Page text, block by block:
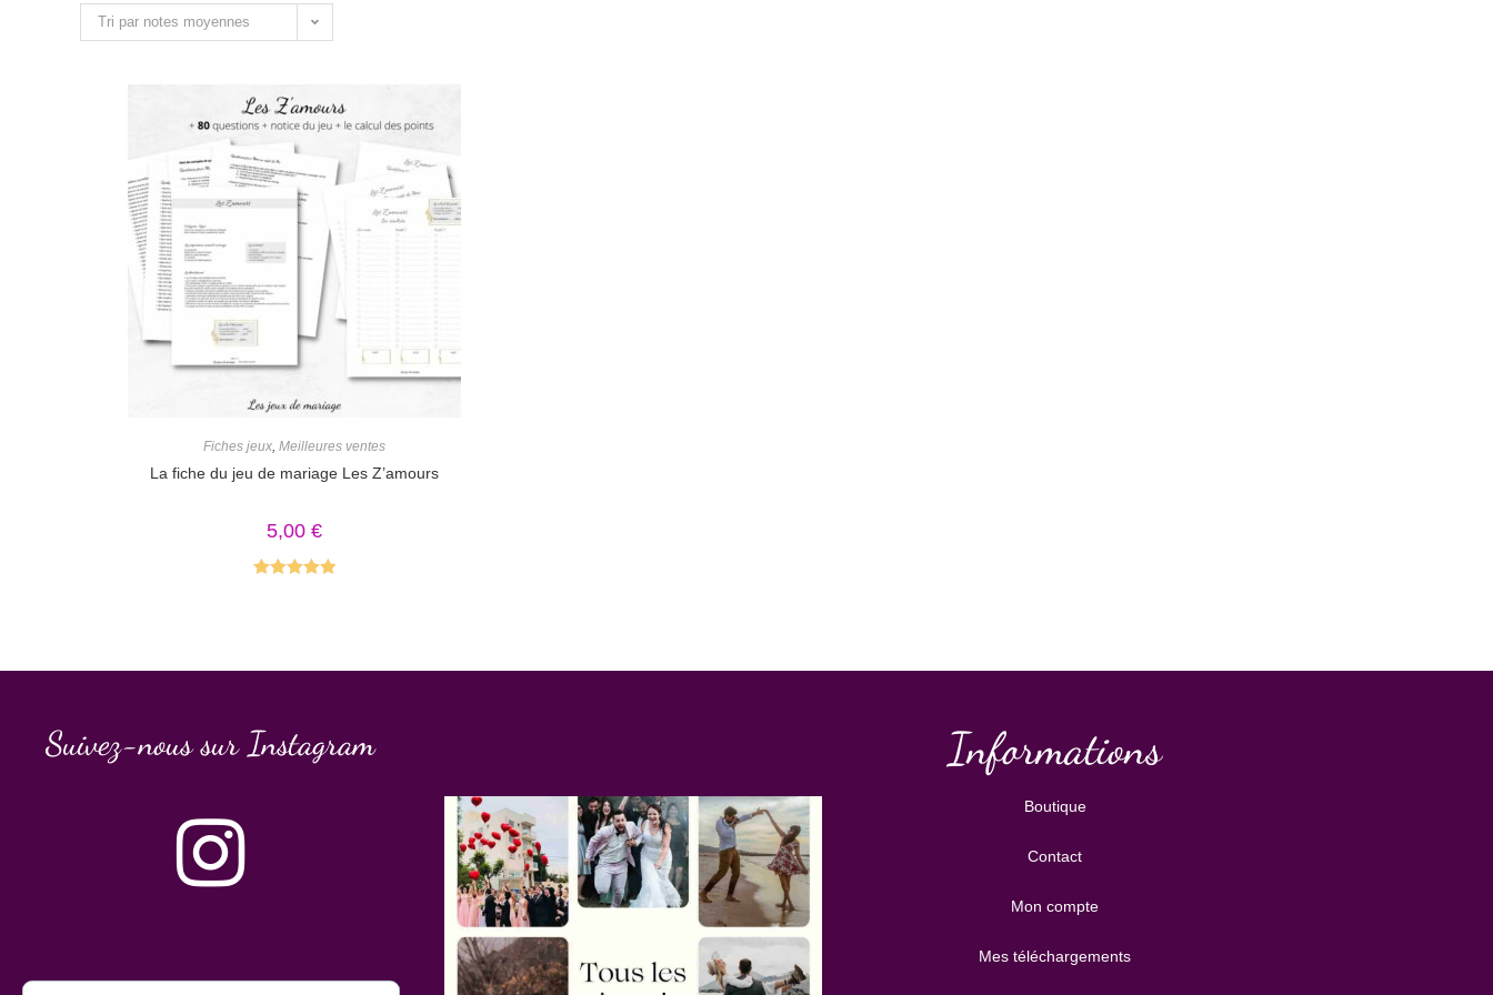
Tri par notes moyennes
Fiches jeux,Meilleures ventes
La fiche du jeu de mariage Les Z’amours
5,00€
Suivez-nous sur Instagram Informations
Boutique
Contact
Mon compte
Mes téléchargements